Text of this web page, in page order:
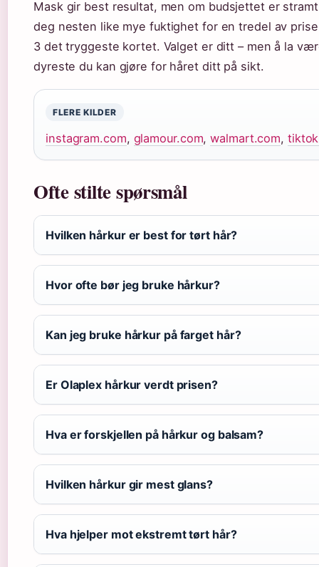
Mask gir best resultat, men om budsjettet er
deg nesten like mye fuktighet for en tredel av
3 det tryggeste kortet. Valget er ditt – men å la
dyreste du kan gjøre for håret ditt på sikt.
FLERE KILDER
instagram.com, glamour.com,walmart.com,
Ofte stilte spørsmål
Hvilken hårkur er best for tørt hår?
Hvor ofte bør jeg bruke hårkur?
Kan jeg bruke hårkur på farget hår?
Er Olaplex hårkur verdt prisen?
Hva er forskjellen på hårkur og balsam?
Hvilken hårkur gir mest glans?
Hva hjelper mot ekstremt tørt hår?